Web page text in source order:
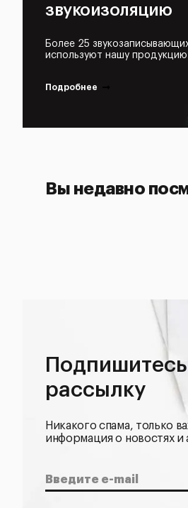
звукоизоляцию
Более 25
используют нашу продукцию
Подробнее
Вы недавно
рассылку
Никакого спама, только
информация о новостях и